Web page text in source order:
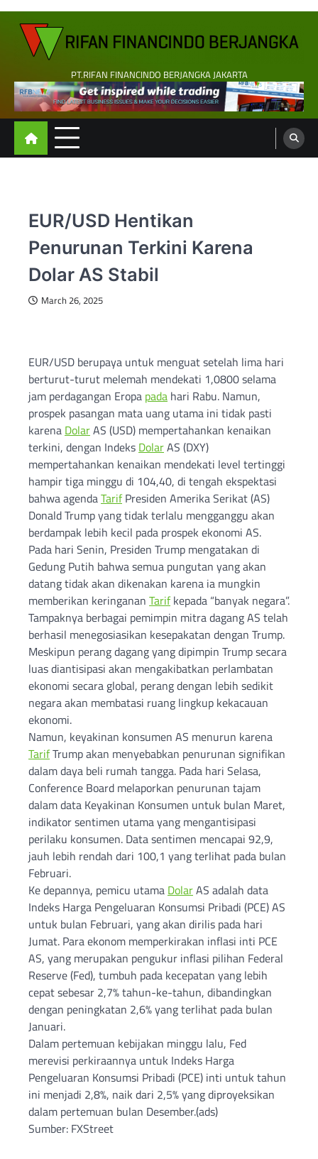
Skip
content
PT.RIFAN FINANCINDO BERJANGKA JAKARTA
EUR/USD Hentikan
Penurunan Terkini Karena
Dolar AS Stabil
March 26, 2025
EUR/USD berupaya untuk menguat setelah lima hari
berturut-turut melemah mendekati 1,0800 selama
jam perdagangan Eropa pada hari Rabu. Namun,
prospek pasangan mata uang utama ini tidak pasti
karena DolarAS (USD) mempertahankan kenaikan
terkini, dengan Indeks DolarAS (DXY)
mempertahankan kenaikan mendekati level tertinggi
hampir tiga minggu di 104,40, di tengah ekspektasi
bahwa agendaTarifPresiden Amerika Serikat (AS)
Donald Trump yang tidak terlalu mengganggu akan
berdampak lebih kecil pada prospek ekonomi AS.
Pada hari Senin, Presiden Trump mengatakan di
Gedung Putih bahwa semua pungutan yang akan
datang tidak akan dikenakan karena ia mungkin
memberikan keringanan Tarifkepada “banyak negara”.
Tampaknya berbagai pemimpin mitra dagang AS telah
berhasil menegosiasikan kesepakatan dengan Trump.
Meskipun perang dagang yang dipimpin Trump secara
luas diantisipasi akan mengakibatkan perlambatan
ekonomi secara global, perang dengan lebih sedikit
negara akan membatasi ruang lingkup kekacauan
ekonomi.
Namun, keyakinan konsumen AS menurun karena
TarifTrump akan menyebabkan penurunan signifikan
dalam daya beli rumah tangga. Pada hari Selasa,
Conference Board melaporkan penurunan tajam
dalam data Keyakinan Konsumen untuk bulan Maret,
indikator sentimen utama yang mengantisipasi
perilaku konsumen. Data sentimen mencapai 92,9,
jauh lebih rendah dari 100,1 yang terlihat pada bulan
Februari.
Ke depannya, pemicu utama DolarAS adalah data
Indeks Harga Pengeluaran Konsumsi Pribadi (PCE) AS
untuk bulan Februari, yang akan dirilis pada hari
Jumat. Para ekonom memperkirakan inflasi inti PCE
AS, yang merupakan pengukur inflasi pilihan Federal
Reserve (Fed), tumbuh pada kecepatan yang lebih
cepat sebesar 2,7% tahun-ke-tahun, dibandingkan
dengan peningkatan 2,6% yang terlihat pada bulan
Januari.
Dalam pertemuan kebijakan minggu lalu, Fed
merevisi perkiraannya untuk Indeks Harga
Pengeluaran Konsumsi Pribadi (PCE) inti untuk tahun
ini menjadi 2,8%, naik dari 2,5% yang diproyeksikan
dalam pertemuan bulan Desember.(ads)
Sumber: FXStreet